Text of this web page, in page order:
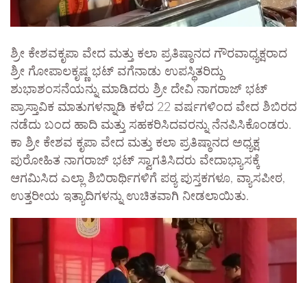
ಶ್ರೀ ಕೇಶವಕೃಪಾ ವೇದ ಮತ್ತು ಕಲಾ ಪ್ರತಿಷ್ಠಾನದ ಗೌರವಾಧ್ಯಕ್ಷರಾದ
ಶ್ರೀ ಗೋಪಾಲಕೃಷ್ಣ ಭಟ್ ವಗೆನಾಡು ಉಪಸ್ಥಿತರಿದ್ದು
ಶುಭಾಶಂಸನೆಯನ್ನು ಮಾಡಿದರು ಶ್ರೀ ದೇವಿ ನಾಗರಾಜ್ ಭಟ್
ಪ್ರಾಸ್ತಾವಿಕ ಮಾತುಗಳನ್ನಾಡಿ ಕಳೆದ 22 ವರ್ಷಗಳಿಂದ ವೇದ ಶಿಬಿರದ
ನಡೆದು ಬಂದ ಹಾದಿ ಮತ್ತು ಸಹಕರಿಸಿದವರನ್ನು ನೆನಪಿಸಿಕೊಂಡರು.
ಕಾ ಶ್ರೀ ಕೇಶವ ಕೃಪಾ ವೇದ ಮತ್ತು ಕಲಾ ಪ್ರತಿಷ್ಠಾನದ ಅಧ್ಯಕ್ಷ
ಪುರೋಹಿತ ನಾಗರಾಜ್ ಭಟ್ ಸ್ವಾಗತಿಸಿದರು ವೇದಾಭ್ಯಾಸಕ್ಕೆ
ಆಗಮಿಸಿದ ಎಲ್ಲಾ ಶಿಬಿರಾರ್ಥಿಗಳಿಗೆ ಪಠ್ಯ ಪುಸ್ತಕಗಳೂ, ವ್ಯಾಸಪೀಠ,
ಉತ್ತರೀಯ ಇತ್ಯಾದಿಗಳನ್ನು ಉಚಿತವಾಗಿ ನೀಡಲಾಯಿತು.